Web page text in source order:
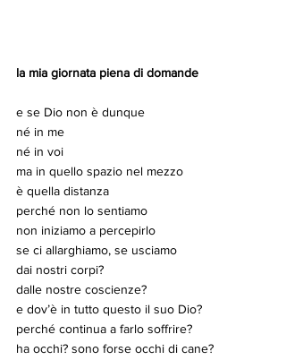
la mia giornata piena di domande
e se Dio non è dunque
né in me
né in voi
ma in quello spazio nel mezzo
è quella distanza
perché non lo sentiamo
non iniziamo a percepirlo
se ci allarghiamo, se usciamo
dai nostri corpi?
dalle nostre coscienze?
e dov’è in tutto questo il suo Dio?
perché continua a farlo soffrire?
ha occhi? sono forse occhi di cane?